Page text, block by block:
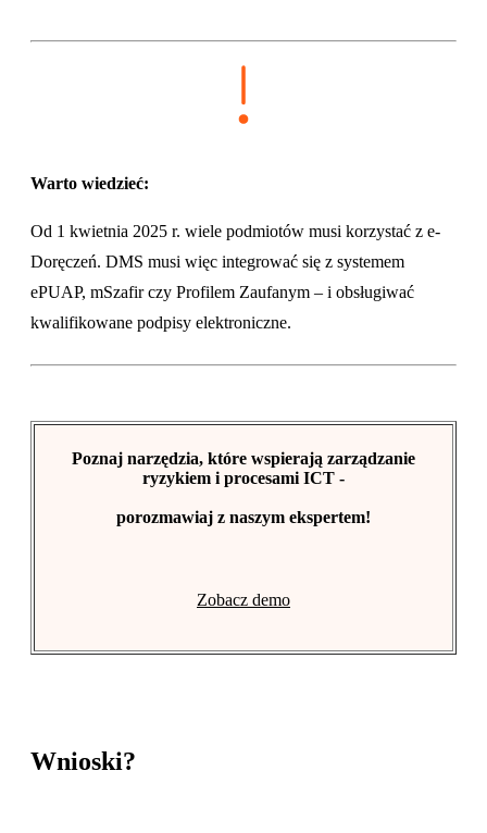
Warto wiedzieć:
Od 1 kwietnia 2025 r. wiele podmiotów musi korzystać z e-
Doręczeń. DMS musi więc integrować się z systemem
ePUAP, mSzafir czy Profilem Zaufanym – i obsługiwać
kwalifikowane podpisy elektroniczne.
Poznaj narzędzia, które wspierają zarządzanie
ryzykiem i procesami ICT -
porozmawiaj z naszym ekspertem!
Zobacz demo
Wnioski?